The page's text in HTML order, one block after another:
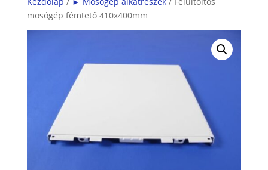
mosógép fémtető 410x400mm